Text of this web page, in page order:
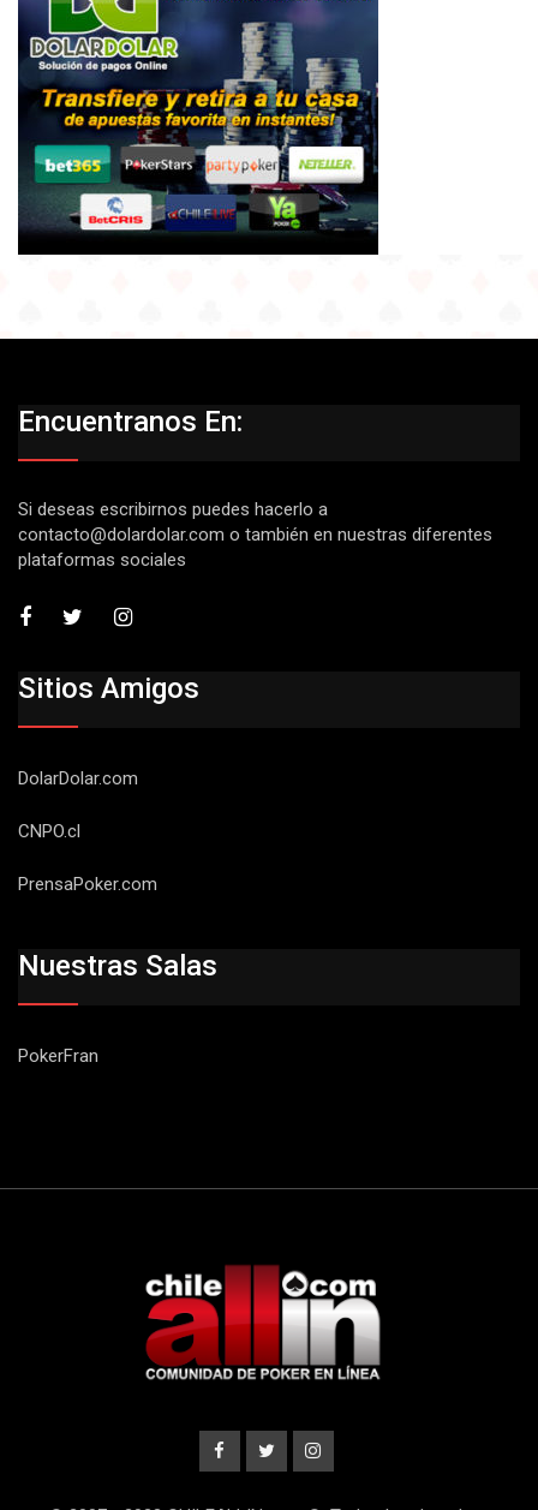
Encuentranos En:
Si deseas escribirnos puedes hacerlo a
contacto@dolardolar.com o también en nuestras diferentes
plataformas sociales
Sitios Amigos
DolarDolar.com
CNPO.cl
PrensaPoker.com
Nuestras Salas
PokerFran